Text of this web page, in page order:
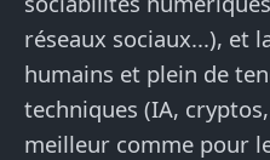
réseaux sociaux...), et
humains et plein de
techniques (IA,
meilleur comme pour